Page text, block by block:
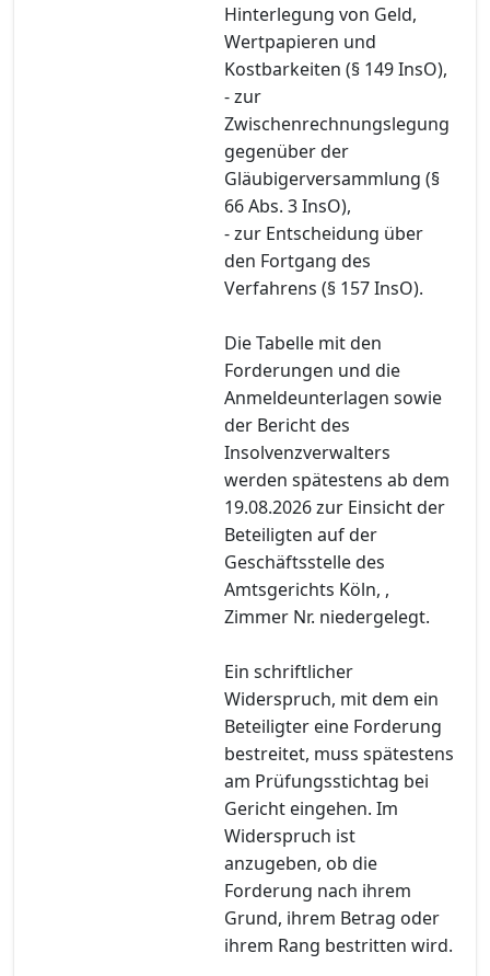
Hinterlegung von Geld,
Wertpapieren und
Kostbarkeiten (§ 149 InsO),
- zur
Zwischenrechnungslegung
gegenüber der
Gläubigerversammlung (§
66 Abs. 3 InsO),
- zur Entscheidung über
den Fortgang des
Verfahrens (§ 157 InsO).
Die Tabelle mit den
Forderungen und die
Anmeldeunterlagen sowie
der Bericht des
Insolvenzverwalters
werden spätestens ab dem
19.08.2026 zur Einsicht der
Beteiligten auf der
Geschäftsstelle des
Amtsgerichts Köln, ,
Zimmer Nr. niedergelegt.
Ein schriftlicher
Widerspruch, mit dem ein
Beteiligter eine Forderung
bestreitet, muss spätestens
am Prüfungsstichtag bei
Gericht eingehen. Im
Widerspruch ist
anzugeben, ob die
Forderung nach ihrem
Grund, ihrem Betrag oder
ihrem Rang bestritten wird.